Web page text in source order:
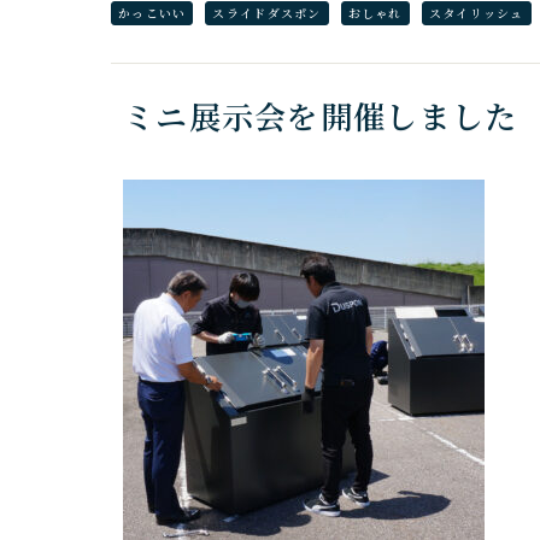
かっこいい スライドダスポン おしゃれ スタイリッシュ
ミニ展示会を開催しました